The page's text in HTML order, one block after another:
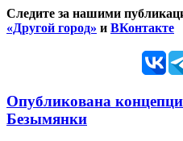
Следите за нашими
«Другой город» и ВКонтакте
Опубликована
Безымянки